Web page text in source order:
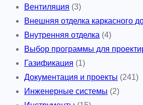
Вентиляция (3)
Внешняя отделка каркасного
Внутренняя отделка (4)
Выбор программы для
Газификация (1)
Документация и проекты (241)
Инженерные системы (2)